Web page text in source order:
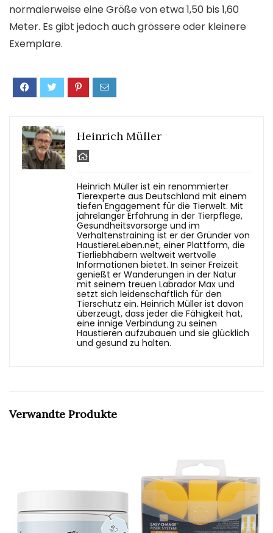
normalerweise eine Größe von etwa 1,50 bis 1,60
Meter. Es gibt jedoch auch grössere oder kleinere
Exemplare.
Heinrich Müller
Heinrich Müller ist ein renommierter
Tierexperte aus Deutschland mit einem
tiefen Engagement für die Tierwelt. Mit
jahrelanger Erfahrung in der Tierpflege,
Gesundheitsvorsorge und im
Verhaltenstraining ist er der Gründer von
HaustiereLeben.net, einer Plattform, die
Tierliebhabern weltweit wertvolle
Informationen bietet. In seiner Freizeit
genießt er Wanderungen in der Natur
mit seinem treuen Labrador Max und
setzt sich leidenschaftlich für den
Tierschutz ein. Heinrich Müller ist davon
überzeugt, dass jeder die Fähigkeit hat,
eine innige Verbindung zu seinen
Haustieren aufzubauen und sie glücklich
und gesund zu halten.
Verwandte Produkte